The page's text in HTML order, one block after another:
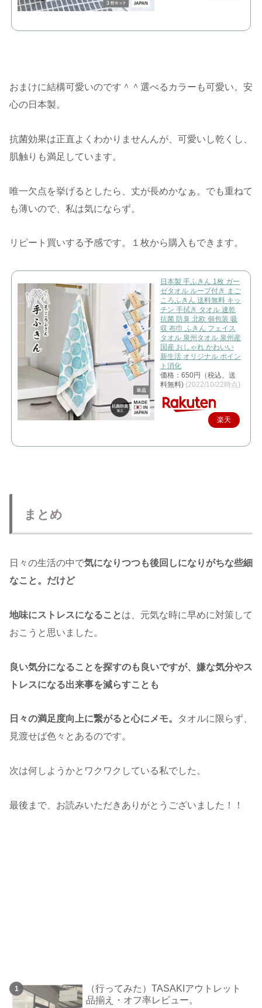
おまけに結構可愛いのです＾＾選べるカラーも可愛い。安
心の日本製。
抗菌効果は正直よくわかりませんんが、可愛いし乾くし、
肌触りも満足しています。
唯一欠点を挙げるとしたら、丈が長めかなぁ。でも重ねて
も薄いので、私は気にならず。
リピート買いする予感です。１枚から購入もできます。
日本製 手ふきん 1枚 ガー
ゼタオル ループ付き まご
ころふきん 送料無料 キッ
チン 手拭き タオル 速乾
抗菌 防臭 北欧 個包装 吸
収 布巾 ふきん フェイス
タオル 泉州タオル 泉州産
国産 おしゃれ かわいい
新生活 オリジナル ポイン
ト消化
価格：650円（税込、送
料無料) (2022/10/22時点)
楽天
まとめ
日々の生活の中で気になりつつも後回しになりがちな些細
なこと。だけど
地味にストレスになることは、元気な時に早めに対策して
おこうと思いました。
良い気分になることを探すのも良いですが、嫌な気分やス
トレスになる出来事を減らすことも
日々の満足度向上に繋がると心にメモ。
タオルに限らず、
見渡せば色々とあるのです。
次は何しようかとワクワクしている私でした。
最後まで、お読みいただきありがとうございました！！
（行ってみた）TASAKIアウトレット
品揃え・オフ率レビュー。